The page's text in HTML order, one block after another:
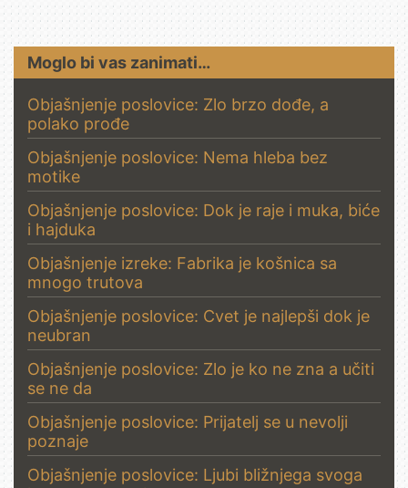
Moglo bi vas zanimati…
Objašnjenje poslovice: Zlo brzo dođe, a
polako prođe
Objašnjenje poslovice: Nema hleba bez
motike
Objašnjenje poslovice: Dok je raje i muka, biće
i hajduka
Objašnjenje izreke: Fabrika je košnica sa
mnogo trutova
Objašnjenje poslovice: Cvet je najlepši dok je
neubran
Objašnjenje poslovice: Zlo je ko ne zna a učiti
se ne da
Objašnjenje poslovice: Prijatelj se u nevolji
poznaje
Objašnjenje poslovice: Ljubi bližnjega svoga